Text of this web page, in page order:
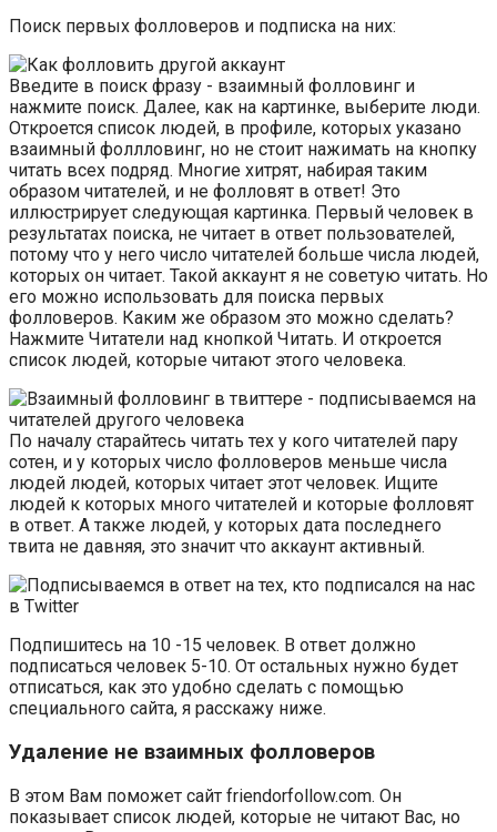
Поиск первых фолловеров и подписка на них:
Введите в поиск фразу - взаимный фолловинг и
нажмите поиск. Далее, как на картинке, выберите люди.
Откроется список людей, в профиле, которых указано
взаимный фоллловинг, но не стоит нажимать на кнопку
читать всех подряд. Многие хитрят, набирая таким
образом читателей, и не фолловят в ответ! Это
иллюстрирует следующая картинка. Первый человек в
результатах поиска, не читает в ответ пользователей,
потому что у него число читателей больше числа людей,
которых он читает. Такой аккаунт я не советую читать. Но
его можно использовать для поиска первых
фолловеров. Каким же образом это можно сделать?
Нажмите Читатели над кнопкой Читать. И откроется
список людей, которые читают этого человека.
По началу старайтесь читать тех у кого читателей пару
сотен, и у которых число фолловеров меньше числа
людей людей, которых читает этот человек. Ищите
людей к которых много читателей и которые фолловят
в ответ. А также людей, у которых дата последнего
твита не давняя, это значит что аккаунт активный.
Подпишитесь на 10 -15 человек. В ответ должно
подписаться человек 5-10. От остальных нужно будет
отписаться, как это удобно сделать с помощью
специального сайта, я расскажу ниже.
Удаление не взаимных фолловеров
В этом Вам поможет сайт friendorfollow.com. Он
показывает список людей, которые не читают Вас, но